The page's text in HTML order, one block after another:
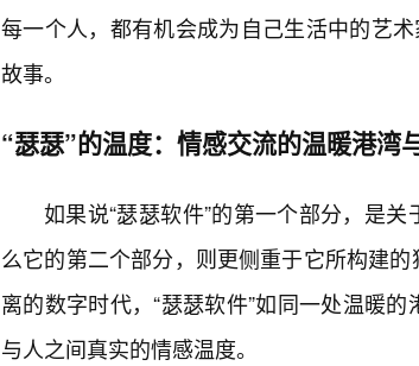
每一个人，都有机会成为自己生活中的艺
故事。
“瑟瑟”的温度：情感交流的温暖港湾
如果说“瑟瑟软件”的第一个部分，是
么它的第二个部分，则更侧重于它所构建
离的数字时代，“瑟瑟软件”如同一处温暖
与人之间真实的情感温度。